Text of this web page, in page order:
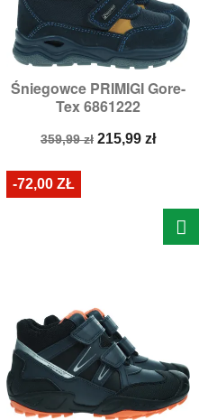
Śniegowce PRIMIGI Gore-
Tex 6861222
Cena
359,99 zł Cena
215,99 zł
-72,00 ZŁ